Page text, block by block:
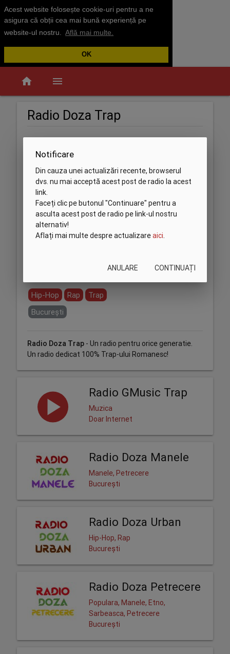
Acest website folosește cookie-uri pentru a ne
asigura că obții cea mai bună experiență pe
website-ul nostru.
Află mai multe.
OK
home menu
Radio Doza Trap
Notificare
Din cauza unei actualizări recente, browserul
dvs. nu mai acceptă acest post de radio la acest
link.
Faceți clic pe butonul "Continuare" pentru a
asculta acest post de radio pe link-ul nostru
alternativ!
Aflați mai multe despre actualizareaici.
ANULARE CONTINUAȚI
Hip-Hop Rap
Trap
București
Radio Doza Trap- Un radio pentru orice generatie.
Un radio dedicat 100% Trap-ului Romanesc!
Radio GMusic Trap
Muzica
Doar Internet
Radio Doza Manele
Manele, Petrecere
București
Radio Doza Urban
Hip-Hop, Rap
București
Radio Doza Petrecere
Populara, Manele, Etno,
Sarbeasca, Petrecere
București